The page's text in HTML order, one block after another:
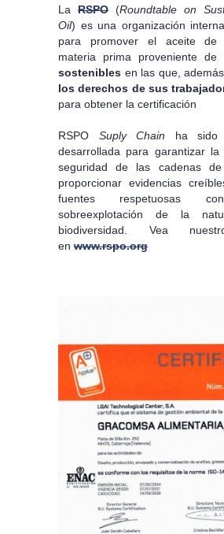
La RSPO (Roundtable on
Oil) es una organización
para promover el aceite de
materia prima proveniente de
sostenibles en las que, además,
los derechos de sus
para obtener la certificación
RSPO Suply Chain ha sido
desarrollada para garantizar la
seguridad de las cadenas
proporcionar evidencias
fuentes respetuosas
sobreexplotación de la
biodiversidad. Vea
en www.rspo.org